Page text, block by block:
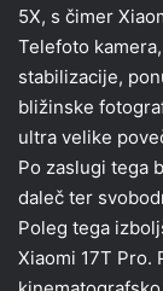
5X, s čimer
Telefoto
stabilizacije,
bližinske
ultra velike
Po zaslugi tega
daleč ter
Poleg tega
Xiaomi 17T Pro.